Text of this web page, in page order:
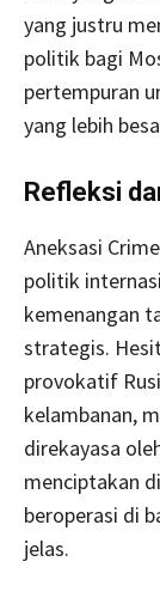
yang justru
politik bagi
pertempuran
yang lebih
Refleksi
Aneksasi
politik
kemenangan
strategis.
provokatif
kelambanan,
direkayasa
menciptakan
beroperasi di
jelas.